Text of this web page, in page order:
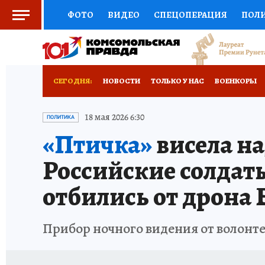
ФОТО ВИДЕО СПЕЦОПЕРАЦИЯ
СОЦПОДДЕРЖКА НАУКА СПОРТ
РАДИО КП
СЕГОДНЯ: НОВОСТИ ТОЛЬКО У НАС ВОЕНКОРЫ
РАЗРУШЕНИЕ КАХОВСКОЙ ГЭС
ПОЛИТИКА 18 мая 2026 6:30
«Птичка»висела
Российские
отбились от
Прибор ночного видения от